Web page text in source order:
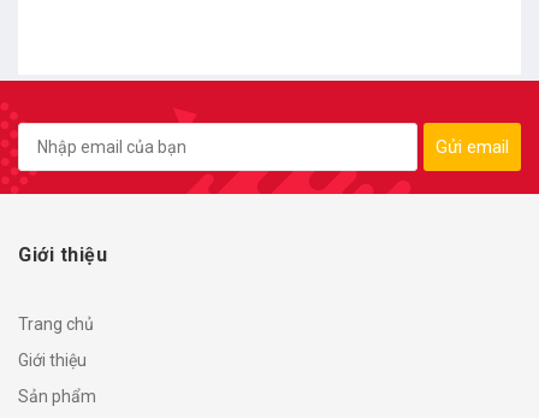
Gửi email
Giới thiệu
Trang chủ
Giới thiệu
Sản phẩm